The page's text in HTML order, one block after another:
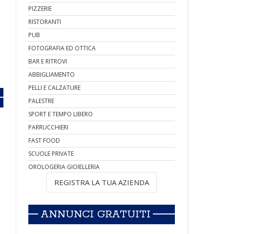
PIZZERIE
RISTORANTI
PUB
FOTOGRAFIA ED OTTICA
BAR E RITROVI
ABBIGLIAMENTO
PELLI E CALZATURE
PALESTRE
SPORT E TEMPO LIBERO
PARRUCCHIERI
FAST FOOD
SCUOLE PRIVATE
OROLOGERIA GIOIELLERIA
REGISTRA LA TUA AZIENDA
ANNUNCI GRATUITI